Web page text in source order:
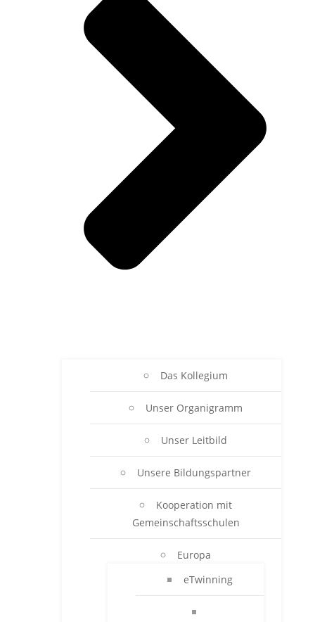
Das Kollegium
Unser Organigramm
Unser Leitbild
Unsere Bildungspartner
Kooperation mit
Gemeinschaftsschulen
Europa
eTwinning